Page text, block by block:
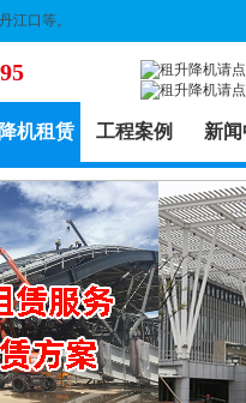
江口等。
机租赁 工程案例 新